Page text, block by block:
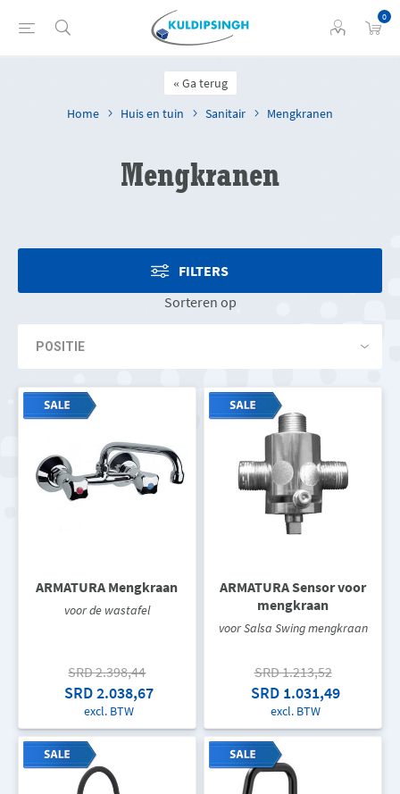
0
Ga terug
Home
Huis en tuin Sanitair Mengkranen
Mengkranen
FILTERS
Sorteren op
ARMATURA Mengkraan
voor de wastafel
SRD 2.398,44
SRD 2.038,67
excl. BTW
ARMATURA Sensor voor
mengkraan
voor Salsa Swing mengkraan
SRD 1.213,52
SRD 1.031,49
excl. BTW